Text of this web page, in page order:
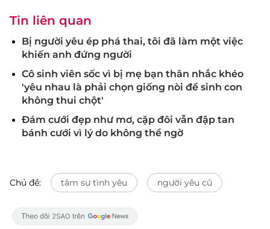
Tin liên quan
Bị người yêu ép phá thai, tôi đã làm một việc
khiến anh đứng người
Cô sinh viên sốc vì bị mẹ bạn thân nhắc khéo
'yêu nhau là phải chọn giống nòi để sinh con
không thui chột'
Đám cưới đẹp như mơ, cặp đôi vẫn đập tan
bánh cưới vì lý do không thể ngờ
Chủ đề: tâm sự tình yêu người yêu cũ